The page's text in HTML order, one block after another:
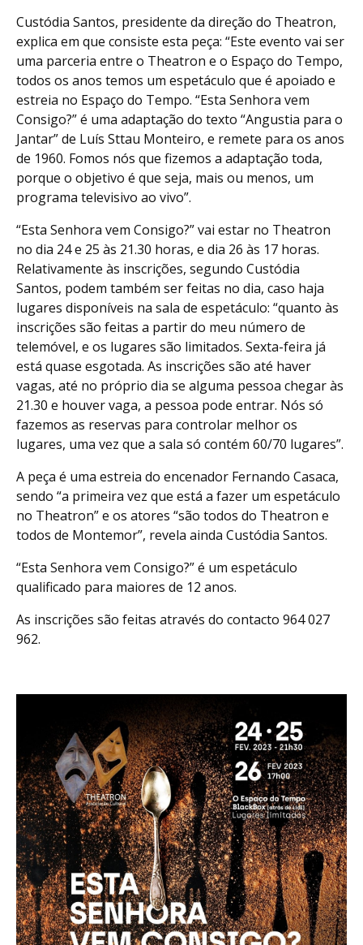
Custódia Santos, presidente da direção do Theatron,
explica em que consiste esta peça: “Este evento vai ser
uma parceria entre o Theatron e o Espaço do Tempo,
todos os anos temos um espetáculo que é apoiado e
estreia no Espaço do Tempo. “Esta Senhora vem
Consigo?” é uma adaptação do texto “Angustia para o
Jantar” de Luís Sttau Monteiro, e remete para os anos
de 1960. Fomos nós que fizemos a adaptação toda,
porque o objetivo é que seja, mais ou menos, um
programa televisivo ao vivo”.
“Esta Senhora vem Consigo?” vai estar no Theatron
no dia 24 e 25 às 21.30 horas, e dia 26 às 17 horas.
Relativamente às inscrições, segundo Custódia
Santos, podem também ser feitas no dia, caso haja
lugares disponíveis na sala de espetáculo: “quanto às
inscrições são feitas a partir do meu número de
telemóvel, e os lugares são limitados. Sexta-feira já
está quase esgotada. As inscrições são até haver
vagas, até no próprio dia se alguma pessoa chegar às
21.30 e houver vaga, a pessoa pode entrar. Nós só
fazemos as reservas para controlar melhor os
lugares, uma vez que a sala só contém 60/70 lugares”.
A peça é uma estreia do encenador Fernando Casaca,
sendo “a primeira vez que está a fazer um espetáculo
no Theatron” e os atores “são todos do Theatron e
todos de Montemor”, revela ainda Custódia Santos.
“Esta Senhora vem Consigo?” é um espetáculo
qualificado para maiores de 12 anos.
As inscrições são feitas através do contacto 964 027
962.